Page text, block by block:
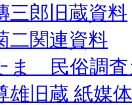
三郎旧蔵資料
二関連資料
ま 民俗調査
雄旧蔵 紙媒